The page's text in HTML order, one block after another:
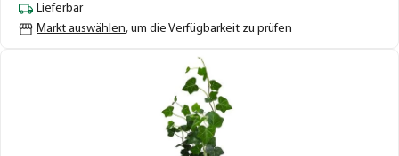
Lieferbar
Markt auswählen, um die Verfügbarkeit zu prüfen